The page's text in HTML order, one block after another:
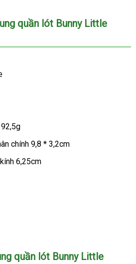
quần lót Bunny Little
chính 9,8 * 3,2cm
6,25cm
quần lót Bunny Little